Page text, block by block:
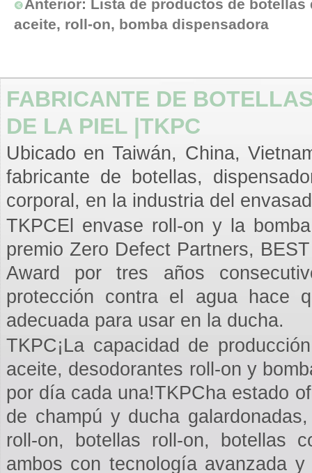
Anterior: Lista de productos de
aceite, roll-on, bomba dispensadora
FABRICANTE DE
DE LA PIEL |TKPC
Ubicado en Taiwán, China,
fabricante de botellas,
corporal, en la industria del
TKPCEl envase roll-on y la
premio Zero Defect Partners,
Award por tres años
protección contra el agua hace
adecuada para usar en la ducha.
TKPC¡La capacidad de
aceite, desodorantes roll-on y
por día cada una!TKPCha estado
de champú y ducha
roll-on, botellas roll-on, botellas
ambos con tecnología avanzada